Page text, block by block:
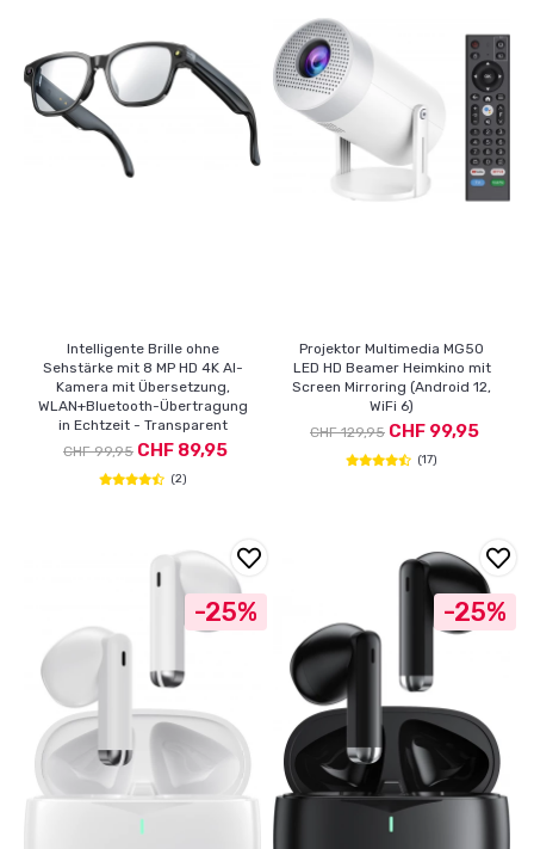
Intelligente Brille ohne
Sehstärke mit 8 MP HD 4K AI-
Kamera mit Übersetzung,
WLAN+Bluetooth-Übertragung
in Echtzeit - Transparent
CHF 99,95 CHF 89,95
(2)
Projektor Multimedia MG50
LED HD Beamer Heimkino mit
Screen Mirroring (Android 12,
WiFi 6)
CHF 129,95 CHF 99,95
(17)
-25% -25%